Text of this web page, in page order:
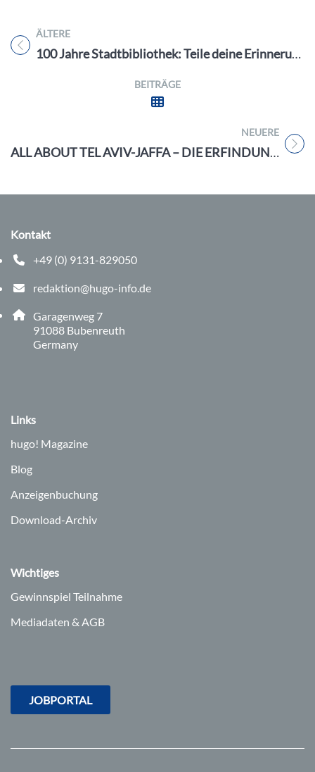
ÄLTERE
Titel für Beitrag
100 Jahre Stadtbibliothek: Teile deine Erinnerungen!
BEITRÄGE
NEUERE
Titel für Beitrag
ALL ABOUT TEL AVIV-JAFFA – DIE ERFINDUNG EINER STADT
Kontakt
+49 (0) 9131-829050
Telefonnummer: 0 9 1 3 1 8 2 9 0 5 0
redaktion@hugo-info.de
E-Mail Adresse: redaktion@hugo-info.de
Adresse:
Garagenweg 7
91088 , 9 1 0 8 8
Bubenreuth
Germany
Links
hugo! Magazine
Blog
Anzeigenbuchung
Download-Archiv
Wichtiges
Gewinnspiel Teilnahme
Mediadaten & AGB
JOBPORTAL